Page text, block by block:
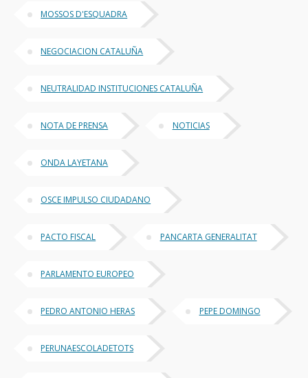
MOSSOS D'ESQUADRA
NEGOCIACION CATALUÑA
NEUTRALIDAD INSTITUCIONES CATALUÑA
NOTA DE PRENSA NOTICIAS
ONDA LAYETANA
OSCE IMPULSO CIUDADANO
PACTO FISCAL PANCARTA GENERALITAT
PARLAMENTO EUROPEO
PEDRO ANTONIO HERAS PEPE DOMINGO
PERUNAESCOLADETOTS